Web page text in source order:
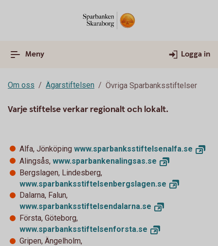
Meny Logga in
Om oss Ägarstiftelsen Övriga Sparbanksstiftelser
Varje stiftelse verkar regionalt och lokalt.
Alfa, Jönköping www.sparbanksstiftelsenalfa.se
Alingsås, www.sparbankenalingsas.se
Bergslagen, Lindesberg,
www.sparbanksstiftelsenbergslagen.se
Dalarna, Falun,
www.sparbanksstiftelsendalarna.se
Första, Göteborg,
www.sparbanksstiftelsenforsta.se
Gripen, Ängelholm,